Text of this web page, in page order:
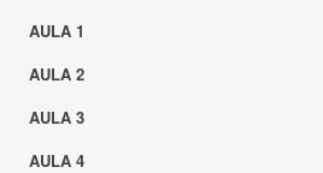
AULA 1
AULA 2
AULA 3
AULA 4